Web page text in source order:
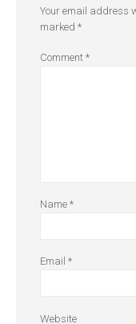
Your email address
marked *
Comment *
Name *
Email *
Website